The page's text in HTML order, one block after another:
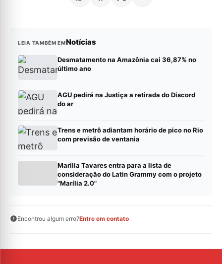
LEIA TAMBÉM EMNotícias
Desmatamento na Amazônia cai 36,87% no
último ano
AGU pedirá na Justiça a retirada do Discord
do ar
Trens e metrô adiantam horário de pico no Rio
com previsão de ventania
Marília Tavares entra para a lista de
consideração do Latin Grammy com o projeto
"Marília 2.0"
Encontrou algum erro?Entre em contato